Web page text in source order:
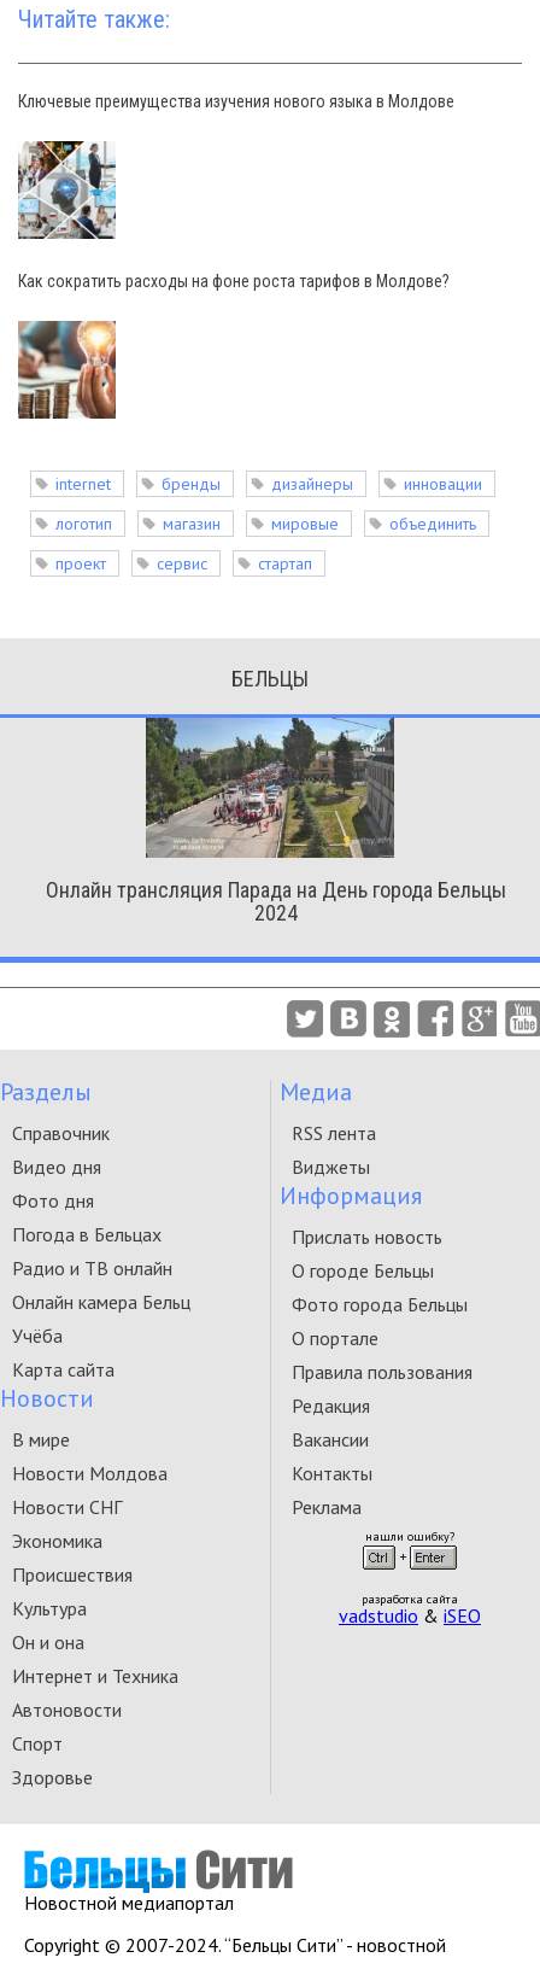
Читайте также:
Ключевые преимущества изучения нового языка в Молдове
Как сократить расходы на фоне роста тарифов в Молдове?
internet бренды дизайнеры
инновации
логотип
магазин мировые
объединить
проект
сервис стартап
БЕЛЬЦЫ
Онлайн трансляция Парада на День города Бельцы
2024
Разделы
Справочник
Видео дня
Фото дня
Погода в Бельцах
Радио и ТВ онлайн
Онлайн камера Бельц
Учёба
Карта сайта
Новости
В мире
Новости Молдова
Новости СНГ
Экономика
Происшествия
Культура
Он и она
Интернет и Техника
Автоновости
Спорт
Здоровье
Медиа
RSS лента
Виджеты
Информация
Прислать новость
О городе Бельцы
Фото города Бельцы
О портале
Правила пользования
Редакция
Вакансии
Контакты
Реклама
нашли ошибку?
разработка сайта
vadstudio & iSEO
Новостной медиапортал
Copyright © 2007-2024. “Бельцы Сити” - новостной